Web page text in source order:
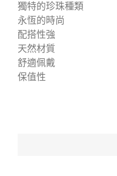
獨特的珍珠種類
永恆的時尚
配搭性強
天然材質
舒適佩戴
保值性